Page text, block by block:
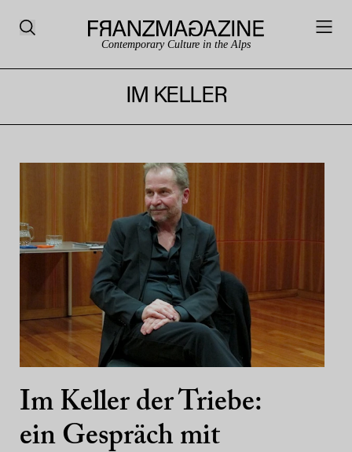
Contemporary Culture in the Alps
IM KELLER
Im Keller der Triebe:
ein Gespräch mit